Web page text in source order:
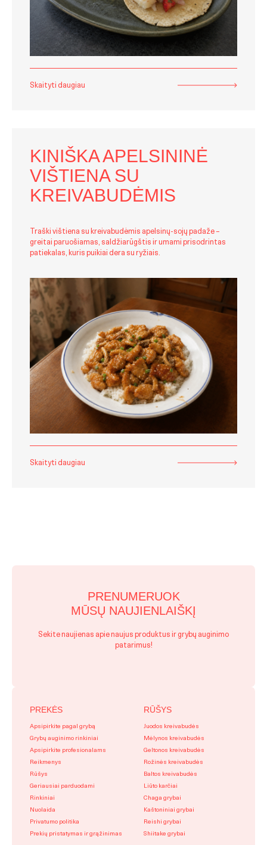
Skaityti daugiau
KINIŠKA APELSININĖ
VIŠTIENA SU
KREIVABUDĖMIS
Traški vištiena su kreivabudėmis apelsinų-sojų padaže –
greitai paruošiamas, saldžiarūgštis ir umami prisodrintas
patiekalas, kuris puikiai dera su ryžiais.
Skaityti daugiau
PREKĖS
Apsipirkite pagal grybą
Grybų auginimo rinkiniai
Apsipirkite profesionalams
Reikmenys
Rūšys
Geriausiai parduodami
Rinkiniai
Nuolaida
Privatumo politika
Prekių pristatymas ir grąžinimas
RŪŠYS
Juodos kreivabudės
Mėlynos kreivabudės
Geltonos kreivabudės
Rožinės kreivabudės
Baltos kreivabudės
Liūto karčiai
Chaga grybai
Kaštoniniai grybai
Reishi grybai
Shiitake grybai
PRENUMERUOK
MŪSŲ NAUJIENLAIŠKĮ
Sekite naujienas apie naujus produktus ir grybų auginimo
patarimus!